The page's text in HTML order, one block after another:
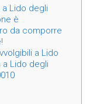
a Lido degli
è
da comporre
a Lido
a Lido degli